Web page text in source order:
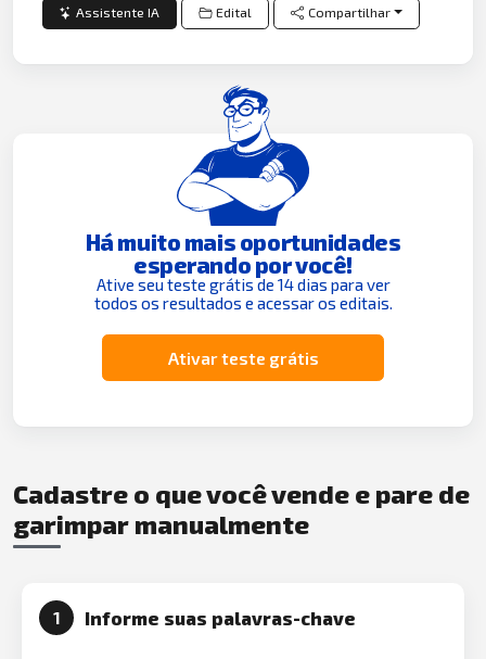
Assistente IA Edital Compartilhar
Há muito mais oportunidades
esperando por você!
Ative seu teste grátis de 14 dias para ver
todos os resultados e acessar os editais.
Ativar teste grátis
Cadastre o que você vende e pare de
garimpar manualmente
1 Informe suas palavras-chave